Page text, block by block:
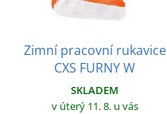
Zimní pracovní rukavice
CXS FURNY W
SKLADEM
v úterý 11. 8. u vás